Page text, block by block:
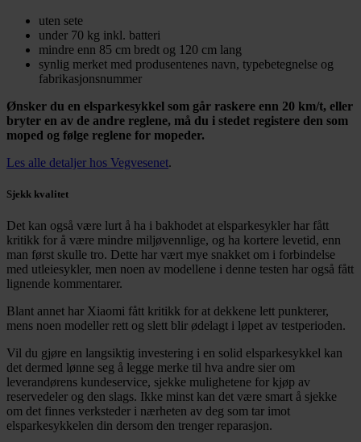
uten sete
under 70 kg inkl. batteri
mindre enn 85 cm bredt og 120 cm lang
synlig merket med produsentenes navn, typebetegnelse og
fabrikasjonsnummer
Ønsker du en elsparkesykkel som går raskere enn 20 km/t, eller
bryter en av de andre reglene, må du i stedet registere den som
moped og følge reglene for mopeder.
Les alle detaljer hos Vegvesenet.
Sjekk kvalitet
Det kan også være lurt å ha i bakhodet at elsparkesykler har fått
kritikk for å være mindre miljøvennlige, og ha kortere levetid, enn
man først skulle tro. Dette har vært mye snakket om i forbindelse
med utleiesykler, men noen av modellene i denne testen har også fått
lignende kommentarer.
Blant annet har Xiaomi fått kritikk for at dekkene lett punkterer,
mens noen modeller rett og slett blir ødelagt i løpet av testperioden.
Vil du gjøre en langsiktig investering i en solid elsparkesykkel kan
det dermed lønne seg å legge merke til hva andre sier om
leverandørens kundeservice, sjekke mulighetene for kjøp av
reservedeler og den slags. Ikke minst kan det være smart å sjekke
om det finnes verksteder i nærheten av deg som tar imot
elsparkesykkelen din dersom den trenger reparasjon.